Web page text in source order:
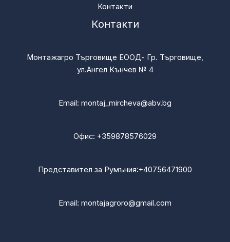
Контакти
Контакти
Монтажагро Търговище ЕООД- Гр. Търговище,
ул.Ангел Кънчев № 4
Email: montaj_mircheva@abv.bg
Офис: +359878576029
Представител за Румъния:+40756471900
Email: montajagroro@gmail.com